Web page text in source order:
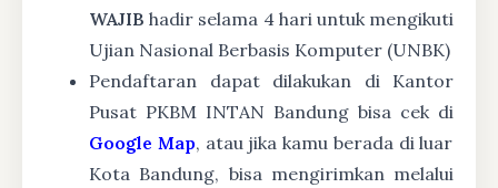
WAJIB hadir selama 4 hari untuk mengikuti
Ujian Nasional Berbasis Komputer (UNBK)
Pendaftaran dapat dilakukan di Kantor
Pusat PKBM INTAN Bandung bisa cek di
Google Map, atau jika kamu berada di luar
Kota Bandung, bisa mengirimkan melalui